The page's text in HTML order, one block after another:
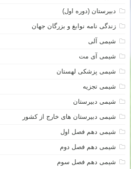
دبیرستان (دوره اول)
زندگی نامه نوابغ و بزرگان جهان
شیمی آلی
شیمی آی مت
شیمی پزشکی لهستان
شیمی تجزیه
شیمی دبیرستان
شیمی دبیرستان های خارج از کشور
شیمی دهم فصل اول
شیمی دهم فصل دوم
شیمی دهم فصل سوم